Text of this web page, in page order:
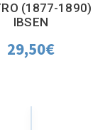
(1877-1890)
IBSEN
29,50€